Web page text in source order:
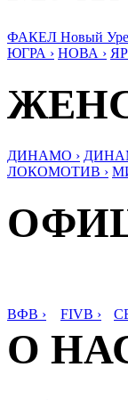
ФАКЕЛ Новый
ЮГРА › НОВА ›
ДИНАМО ›
ЛОКОМОТИВ ›
ВФВ › FIVB ›
О